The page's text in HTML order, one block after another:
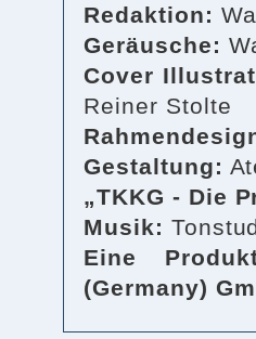
Redaktion:
Geräusche:
Cover
Reiner Stolte
Gestaltung:
„TKKG - Die
Musik:
Eine
(Germany)